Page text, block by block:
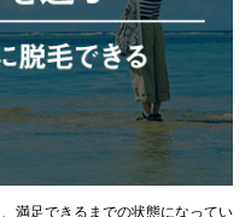
満足できるまでの状態になってい